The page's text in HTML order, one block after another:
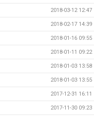
2018-03-12 12:47
2018-02-17 14:39
2018-01-16 09:55
2018-01-11 09:22
2018-01-03 13:58
2018-01-03 13:55
2017-12-31 16:11
2017-11-30 09:23